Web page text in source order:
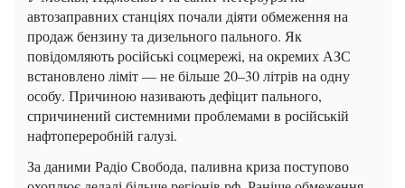
автозаправних станціях почали діяти обмеження на
продаж бензину та дизельного пального. Як
повідомляють російські соцмережі, на окремих АЗС
встановлено ліміт — не більше 20–30 літрів на одну
особу. Причиною називають дефіцит пального,
спричинений системними проблемами в російській
нафтопереробній галузі.
За даними Радіо Свобода, паливна криза поступово